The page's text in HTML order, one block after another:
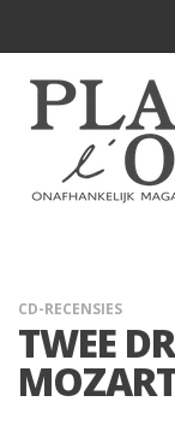
CD-RECENSIES
TWEE